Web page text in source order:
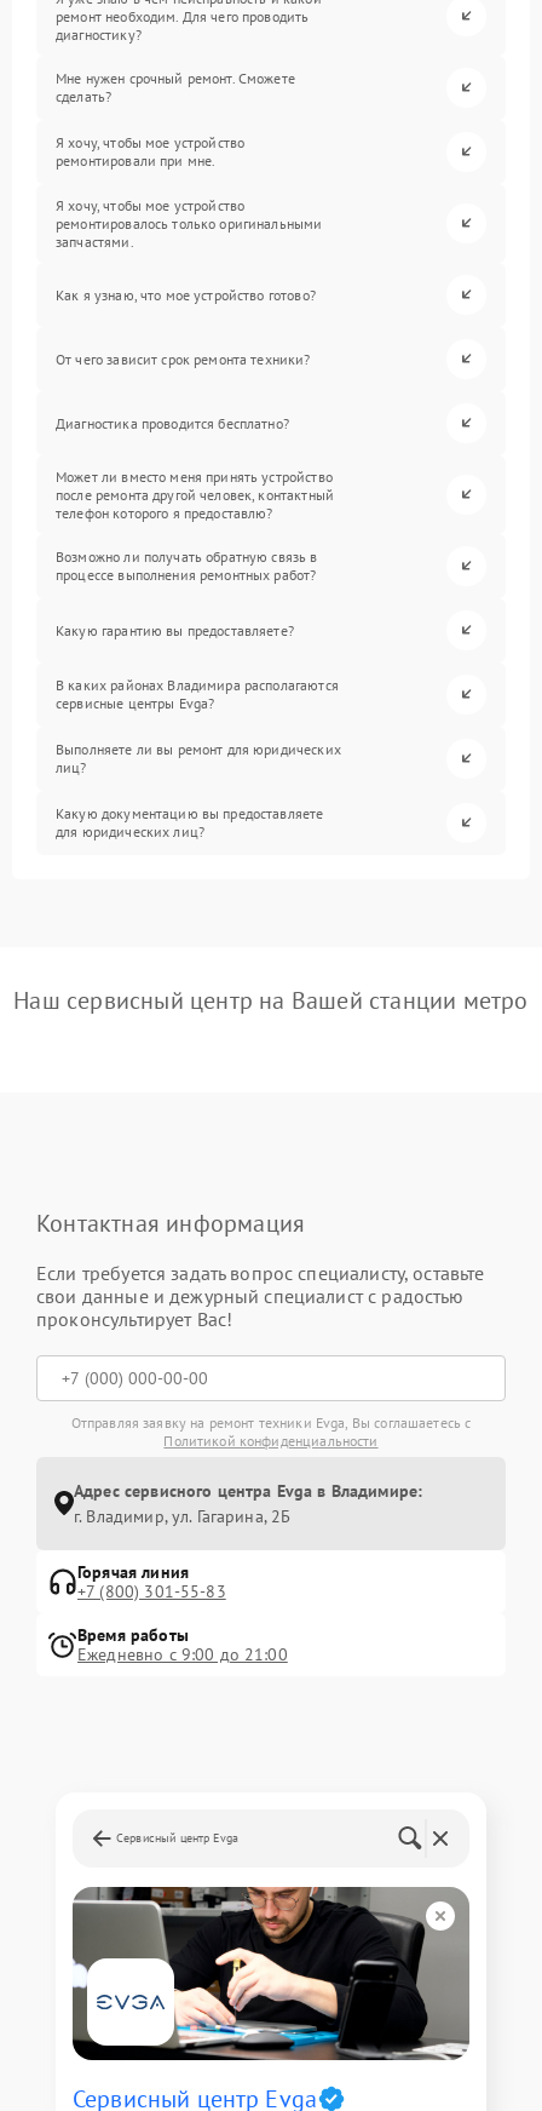
ремонт необходим. Для чего проводить
диагностику?
Мне нужен срочный ремонт. Сможете
сделать?
Я хочу, чтобы мое устройство
ремонтировали при мне.
Я хочу, чтобы мое устройство
ремонтировалось только оригинальными
запчастями.
Как я узнаю, что мое устройство готово?
От чего зависит срок ремонта техники?
Диагностика проводится бесплатно?
Может ли вместо меня принять устройство
после ремонта другой человек, контактный
телефон которого я предоставлю?
Возможно ли получать обратную связь в
процессе выполнения ремонтных работ?
Какую гарантию вы предоставляете?
В каких районах Владимира располагаются
сервисные центры Evga?
Выполняете ли вы ремонт для юридических
лиц?
Какую документацию вы предоставляете
для юридических лиц?
Наш сервисный центр на Вашей станции метро
Контактная информация
Если требуется задать вопрос специалисту, оставьте
свои данные и дежурный специалист с радостью
проконсультирует Вас!
Отправляя заявку на ремонт техники Evga, Вы соглашаетесь с
Политикой конфиденциальности
Адрес сервисного центра Evga в Владимире:
г. Владимир, ул. Гагарина, 2Б
Горячая линия
+7 (800) 301-55-83
Время работы
Ежедневно с 9:00 до 21:00
Сервисный центр Evga
Сервисный центр Evga